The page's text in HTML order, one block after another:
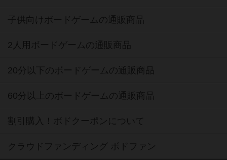
子供向けボードゲームの通販商品
2人用ボードゲームの通販商品
20分以下のボードゲームの通販商品
60分以上のボードゲームの通販商品
割引購入！ボドクーポンについて
クラウドファンディング ボドファン